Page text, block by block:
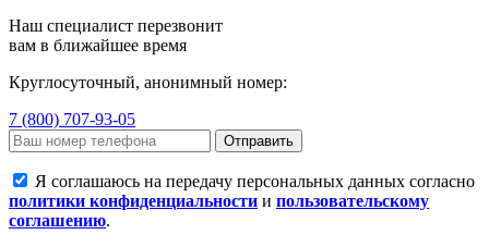
Наш специалист перезвонит
вам в ближайшее время
Круглосуточный, анонимный номер:
7 (800) 707-93-05
Отправить
Я соглашаюсь на передачу персональных данных согласно
политики конфиденциальности и пользовательскому
соглашению.